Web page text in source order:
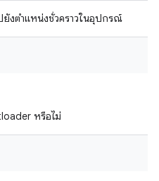
งตำแหน่งชั่วคราวในอุปกรณ์
หรือไม่